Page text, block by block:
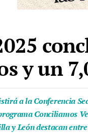
y un
a la Conferencia
Conciliamos
y León destacan